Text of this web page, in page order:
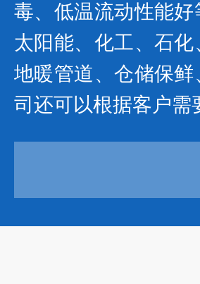
毒、低温流动性能
太阳能、化工、石
地暖管道、仓储保
司还可以根据客户需